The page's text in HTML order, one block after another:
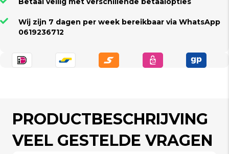
Wij zijn 7 dagen per week bereikbaar via WhatsApp
0619236712
PRODUCTBESCHRIJVING
VEEL GESTELDE VRAGEN